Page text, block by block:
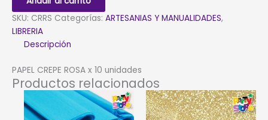
10
unidades
cantidad
SKU: CRRS Categorías: ARTESANIAS Y MANUALIDADES,
LIBRERIA
Descripción
PAPEL CREPE ROSA x 10 unidades
Productos relacionados